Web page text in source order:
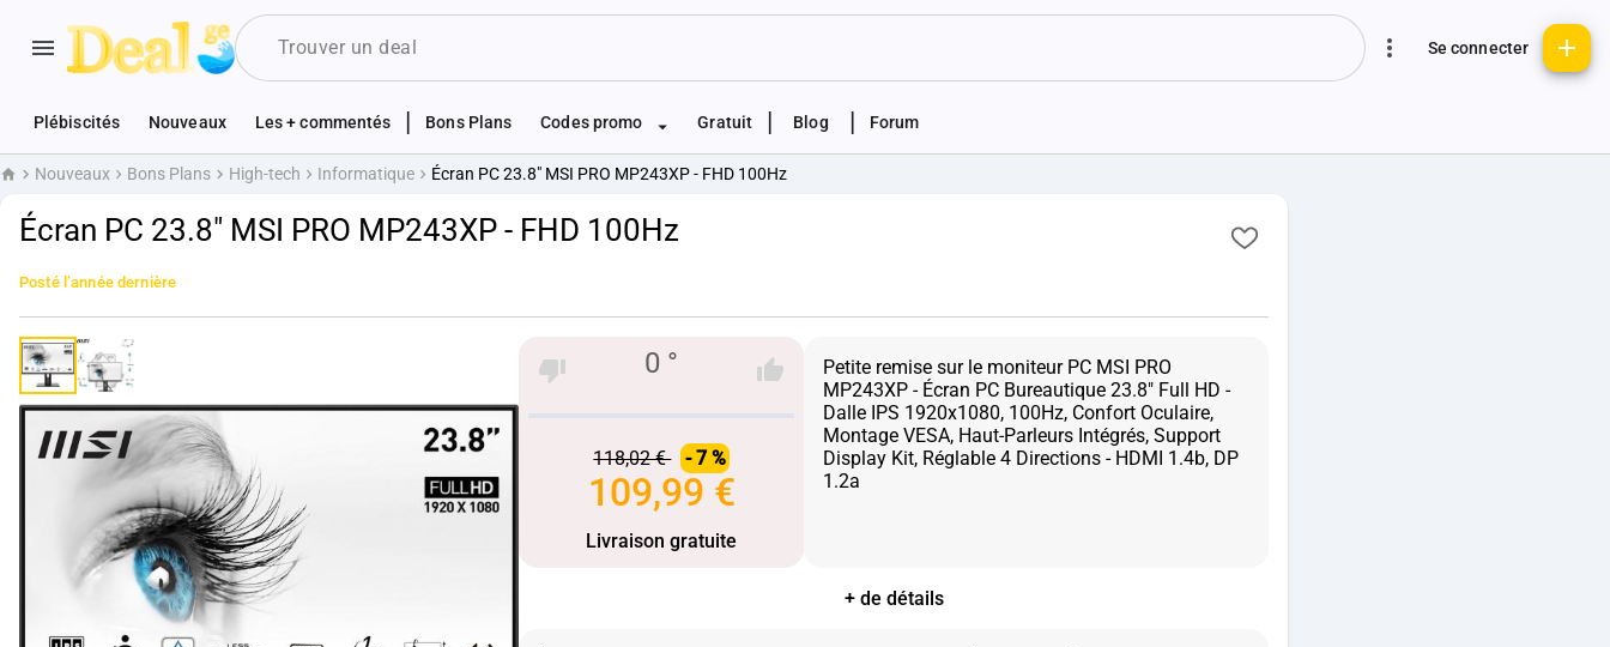
Se connecter
Plébiscités Nouveaux Les + commentés Bons Plans Codes promo Gratuit Blog Forum
AccueilNouveaux Bons Plans High-tech Informatique Écran PC 23.8" MSI PRO MP243XP - FHD 100Hz
Écran PC 23.8" MSI PRO MP243XP - FHD 100Hz
Posté l’année dernière
0 °
118,02 € - 7 %
109,99 €
Livraison gratuite
Petite remise sur le moniteur PC MSI PRO
MP243XP - Écran PC Bureautique 23.8" Full HD -
Dalle IPS 1920x1080, 100Hz, Confort Oculaire,
Montage VESA, Haut-Parleurs Intégrés, Support
Display Kit, Réglable 4 Directions - HDMI 1.4b, DP
+ de détails